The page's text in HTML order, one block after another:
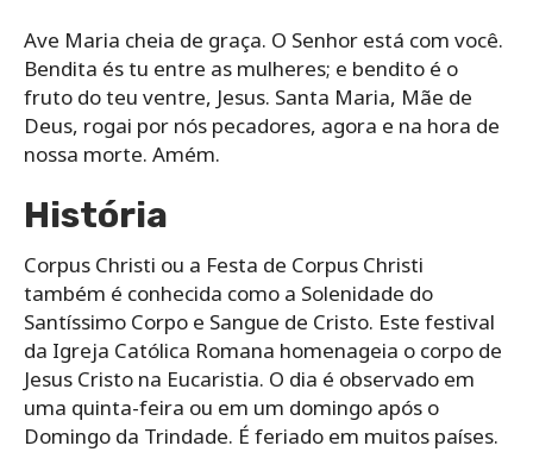
Ave Maria cheia de graça. O Senhor está com você.
Bendita és tu entre as mulheres; e bendito é o
fruto do teu ventre, Jesus. Santa Maria, Mãe de
Deus, rogai por nós pecadores, agora e na hora de
nossa morte. Amém.
História
Corpus Christi ou a Festa de Corpus Christi
também é conhecida como a Solenidade do
Santíssimo Corpo e Sangue de Cristo. Este festival
da Igreja Católica Romana homenageia o corpo de
Jesus Cristo na Eucaristia. O dia é observado em
uma quinta-feira ou em um domingo após o
Domingo da Trindade. É feriado em muitos países.